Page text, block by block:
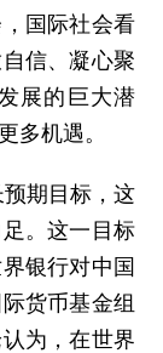
国际社会看
信、凝心聚
展的巨大潜
多机遇。
期目标，这
。这一目标
银行对中国
货币基金组
为，在世界